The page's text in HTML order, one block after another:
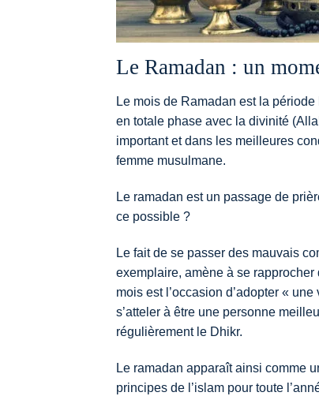
Le Ramadan : un
Le mois de Ramadan est la
en totale phase avec la divinité
important et dans les meilleures
femme musulmane.
Le ramadan est un passage de
ce possible ?
Le fait de se passer des mauvais
exemplaire, amène à se rapprocher
mois est l’occasion d’adopter «
s’atteler à être une personne
régulièrement le Dhikr.
Le ramadan apparaît ainsi comme
principes de l’islam pour toute